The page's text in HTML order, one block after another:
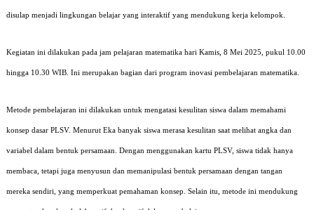
disulap menjadi lingkungan belajar yang interaktif yang mendukung kerja kelompok.
Kegiatan ini dilakukan pada jam pelajaran matematika hari Kamis, 8 Mei 2025, pukul 10.00
hingga 10.30 WIB. Ini merupakan bagian dari program inovasi pembelajaran matematika.
Metode pembelajaran ini dilakukan untuk mengatasi kesulitan siswa dalam memahami
konsep dasar PLSV. Menurut Eka banyak siswa merasa kesulitan saat melihat angka dan
variabel dalam bentuk persamaan. Dengan menggunakan kartu PLSV, siswa tidak hanya
membaca, tetapi juga menyusun dan memanipulasi bentuk persamaan dengan tangan
mereka sendiri, yang memperkuat pemahaman konsep. Selain itu, metode ini mendukung